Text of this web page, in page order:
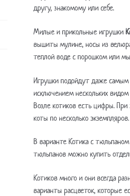
другу, знакомому или себе.
Милые и прикольные игрушки
вышиты мулине, носы из
теплой воде с порошком или
Игрушки подойдут даже самым
исключением нескольких
Возле котиков есть цифры. При
коты по несколько экземпляров.
В варианте Котика с
тюльпанов можно купить
Котиков много и они всегда
варианты расцветок, которые